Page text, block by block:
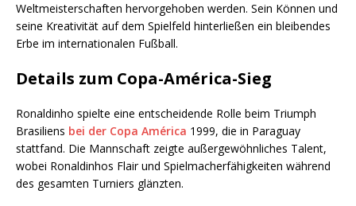
Weltmeisterschaften hervorgehoben werden. Sein Können und
seine Kreativität auf dem Spielfeld hinterließen ein bleibendes
Erbe im internationalen Fußball.
Details zum Copa-América-Sieg
Ronaldinho spielte eine entscheidende Rolle beim Triumph
Brasiliens bei der Copa América 1999, die in Paraguay
stattfand. Die Mannschaft zeigte außergewöhnliches Talent,
wobei Ronaldinhos Flair und Spielmacherfähigkeiten während
des gesamten Turniers glänzten.